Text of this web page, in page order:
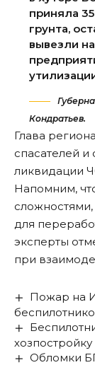
приняла
грунта,
вывезли
Кондратьев.
Глава
спасателей
ликвидации
Напомним,
для
эксперты
при
Пожар на
Обломки